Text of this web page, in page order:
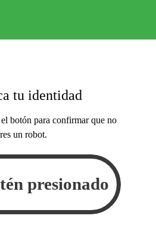
tu identidad
botón para confirmar que no
un robot.